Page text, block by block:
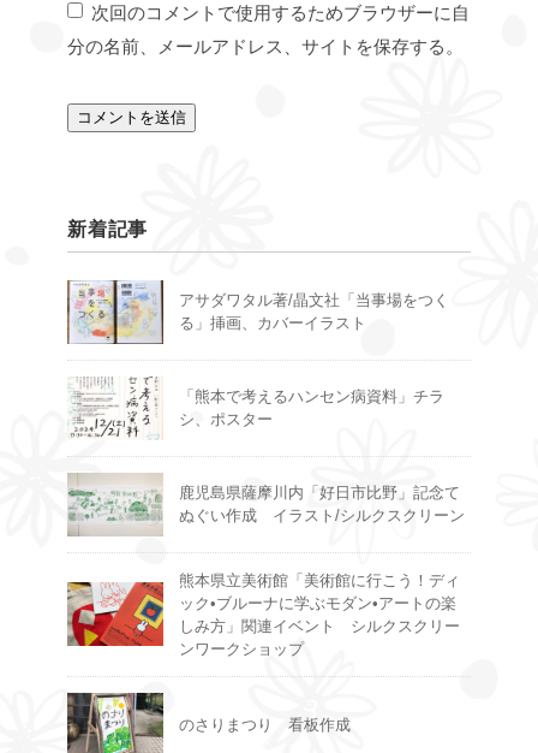
次回のコメントで使用するためブラウザーに自
分の名前、メールアドレス、サイトを保存する。
新着記事
アサダワタル著/晶文社「当事場をつく
る」挿画、カバーイラスト
「熊本で考えるハンセン病資料」チラ
シ、ポスター
鹿児島県薩摩川内「好日市比野」記念て
ぬぐい作成 イラスト/シルクスクリーン
熊本県立美術館「美術館に行こう！ディ
ック•ブルーナに学ぶモダン•アートの楽
しみ方」関連イベント シルクスクリー
ンワークショップ
のさりまつり 看板作成